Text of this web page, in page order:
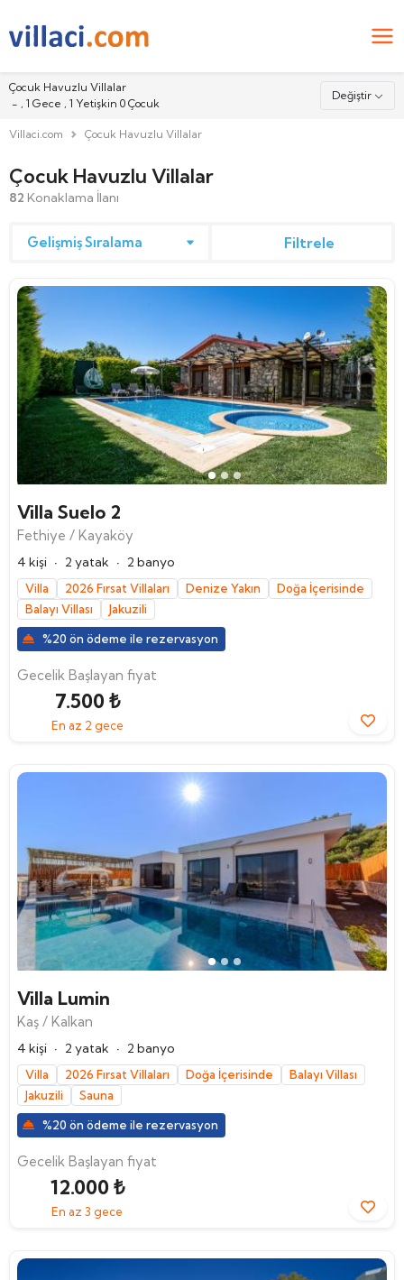
Çocuk Havuzlu Villalar
- , 1 Gece , 1 Yetişkin 0 Çocuk
Değiştir
Misafirler
2Yetişkin0Çocuk
Ara
Villaci.com Çocuk Havuzlu Villalar
Çocuk Havuzlu Villalar
82 Konaklama İlanı
Filtrele
Villa Suelo 2
Fethiye / Kayaköy
4 kişi · 2 yatak · 2 banyo
Villa 2026 Fırsat Villaları Denize Yakın
Doğa İçerisinde
Balayı Villası
Jakuzili
%20 ön ödeme ile rezervasyon
Gecelik Başlayan fiyat
7.500 ₺
En az 2 gece
Villa Lumin
Kaş / Kalkan
4 kişi · 2 yatak · 2 banyo
Villa 2026 Fırsat Villaları Doğa İçerisinde
Balayı Villası
Jakuzili
Sauna
%20 ön ödeme ile rezervasyon
Gecelik Başlayan fiyat
12.000 ₺
En az 3 gece